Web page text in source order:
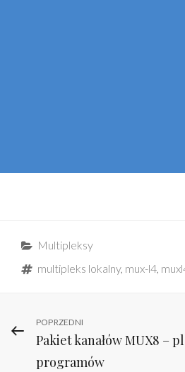
Categories
Multipleksy
Tags
multipleks lokalny, mux-l4,
Nawigacja
wpisu
Previous
Post
POPRZEDNI
Pakiet kanałów MUX8 –
programów